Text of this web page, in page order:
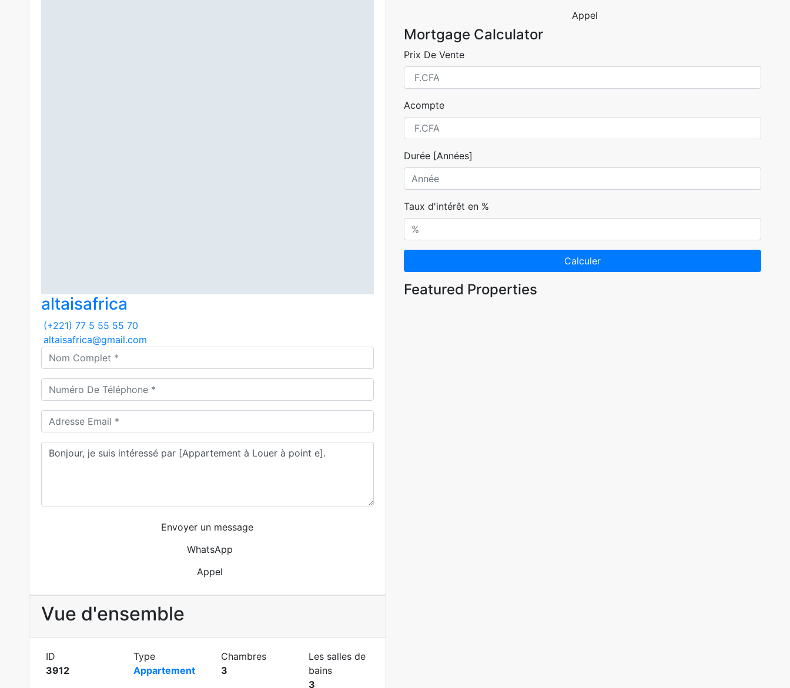
altaisafrica
(+221) 77 5 55 55 70
altaisafrica@gmail.com
Envoyer un message
WhatsApp
Appel
Vue d'ensemble
ID
3912
Type
Appartement
Chambres
3
Les salles de
bains
3
Appel
Mortgage Calculator
Prix De Vente
Acompte
Durée [Années]
Taux d'intérêt en %
Calculer
Featured Properties